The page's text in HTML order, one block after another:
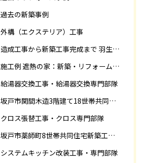
過去の新築事例
外構（エクステリア）工事
造成工事から新築工事完成まで 羽生市Ｓ様邸新築工事・
施工例 遮熱の家：新築・リフォーム ドローンにて空撮
給湯器交換工事・給湯器交換専門部隊
坂戸市関間木造3階建て18世帯共同住宅の完成迄紹介
クロス張替工事・クロス専門部隊
坂戸市薬師町8世帯共同住宅新築工事完成迄の紹介です
システムキッチン改装工事・専門部隊